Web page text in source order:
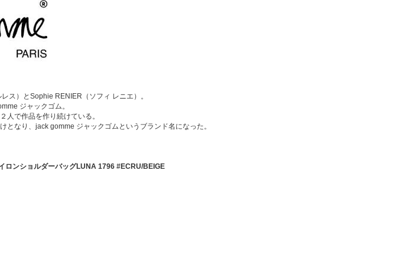
ス）とSophie RENIER（ソフィ レニエ）。
ジャックゴム。
人で作品を作り続けている。
となり、jack gomme ジャックゴムというブランド名になった。
ンショルダーバッグLUNA 1796 #ECRU/BEIGE